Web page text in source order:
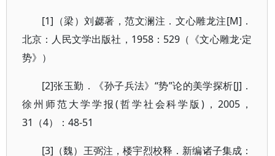
[1]（梁）刘勰著，范文澜注．文心雕龙注[M]．
北京：人民文学出版社，1958：529（《文心雕龙·定
势》）
[2]张玉勤．《孙子兵法》“势”论的美学探析[J]．
徐州师范大学学报(哲学社会科学版)，2005，
31（4）：48-51
[3]（魏）王弼注，楼宇烈校释．新编诸子集成：